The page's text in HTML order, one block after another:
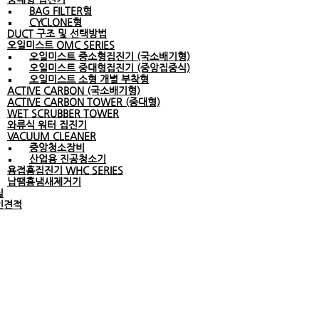
BAG FILTER형
CYCLONE형
DUCT 구조 및 선택방법
오일미스트 OMC SERIES
오일미스트 중소형집진기 (국소배기형)
오일미스트 중대형집진기 (중앙집중식)
오일미스트 소형 개별 부착형
ACTIVE CARBON (국소배기형)
ACTIVE CARBON TOWER (중대형)
WET SCRUBBER TOWER
와류식 워터 집진기
VACUUM CLEANER
중앙청소장비
산업용 진공청소기
용접흄집진기 WHC SERIES
납땜흄냄새제거기
견적